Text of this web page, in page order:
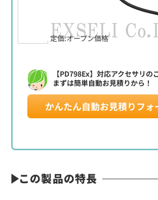
定価:オープン価格
【PD798Ex】対応アクセサリの
まずは簡単自動お見積りから！
かんたん自動お見積りフォ
この製品の特長